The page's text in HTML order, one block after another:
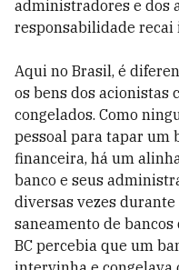
administradores e dos
responsabilidade recai
Aqui no Brasil, é
os bens dos acionistas
congelados. Como
pessoal para tapar um
financeira, há um
banco e seus
diversas vezes
saneamento de bancos
BC percebia que um